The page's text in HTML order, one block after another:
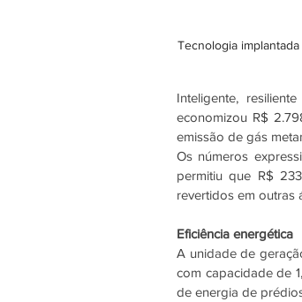
Tecnologia
Inteligente,
economizou R$
emissão de gás
Os números
permitiu que R$
revertidos em outras
Eficiência energética
A unidade de
com capacidade de
de energia de